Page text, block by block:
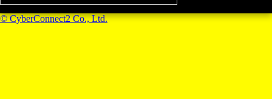
© CyberConnect2 Co., Ltd.